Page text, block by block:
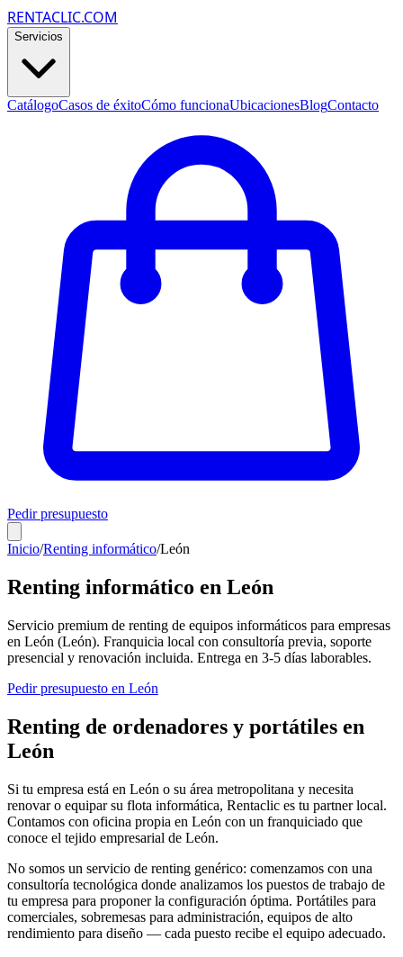
RENTACLIC.COM
Servicios
CatálogoCasos de éxitoCómo funcionaUbicacionesBlogContacto
Pedir presupuesto
Inicio/Renting informático/León
Renting informático en León
Servicio premium de renting de equipos informáticos para empresas
en León (León). Franquicia local con consultoría previa, soporte
presencial y renovación incluida. Entrega en 3-5 días laborables.
Pedir presupuesto en León
Renting de ordenadores y portátiles en
León
Si tu empresa está en León o su área metropolitana y necesita
renovar o equipar su flota informática, Rentaclic es tu partner local.
Contamos con oficina propia en León con un franquiciado que
conoce el tejido empresarial de León.
No somos un servicio de renting genérico: comenzamos con una
consultoría tecnológica donde analizamos los puestos de trabajo de
tu empresa para proponer la configuración óptima. Portátiles para
comerciales, sobremesas para administración, equipos de alto
rendimiento para diseño — cada puesto recibe el equipo adecuado.